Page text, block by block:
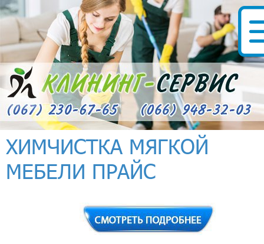
ХИМЧИСТКА МЯГКОЙ
МЕБЕЛИ ПРАЙС